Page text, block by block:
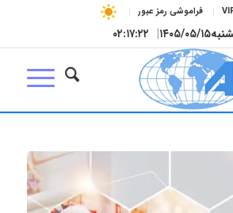
فراموشی رمز عبور
۱۴۰۵/۰۵/۱۵| ۰۲:۱۷:۲۳